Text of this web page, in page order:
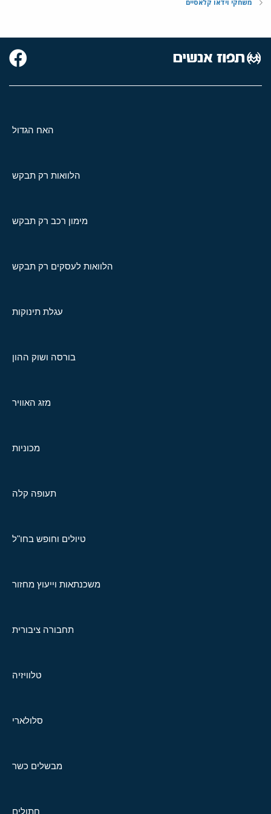
משחקי וידאו קלאסיים
האח הגדול
הלוואות רק תבקש
מימון רכב רק תבקש
הלוואות לעסקים רק תבקש
עגלת תינוקות
בורסה ושוק ההון
מזג האוויר
מכוניות
תעופה קלה
טיולים וחופש בחו"ל
משכנתאות וייעוץ מחזור
תחבורה ציבורית
טלוויזיה
סלולארי
מבשלים כשר
חתולים